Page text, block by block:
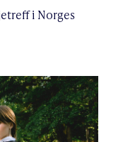
i Norges